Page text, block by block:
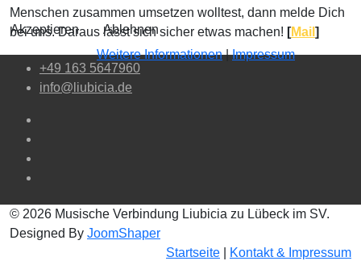
Menschen zusammen umsetzen wolltest, dann melde Dich
bei uns. Daraus lässt sich sicher etwas machen! [Mail ]
+49 163 5647960
info@liubicia.de
© 2026 Musische Verbindung Liubicia zu Lübeck im SV.
Designed By JoomShaper
Startseite
Kontakt & Impressum
Akzeptieren
Ablehnen
Weitere Informationen|Impressum